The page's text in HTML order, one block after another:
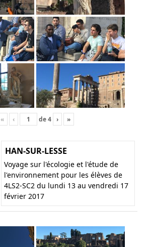
« ‹ de4 › »
HAN-SUR-LESSE
Voyage sur l'écologie et l'étude de
l'environnement pour les élèves de
4LS2-SC2 du lundi 13 au vendredi 17
février 2017